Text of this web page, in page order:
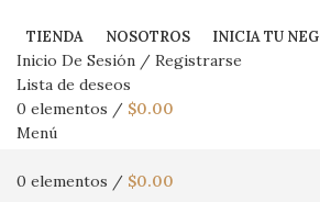
TIENDA NOSOTROS INICIA TU
Inicio De Sesión / Registrarse
Lista de deseos
0 elementos / $0.00
Menú
0 elementos / $0.00